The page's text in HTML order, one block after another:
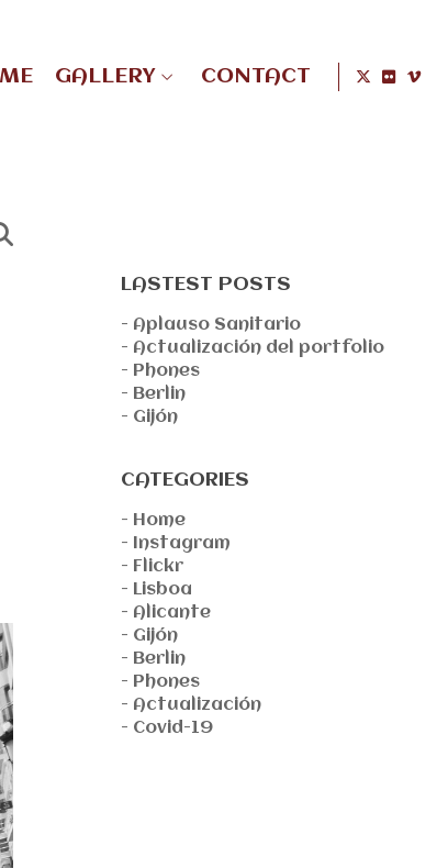
GALLERY CONTACT
LASTEST POSTS
- Aplauso Sanitario
- Actualización del portfolio
- Phones
- Berlin
- Gijón
CATEGORIES
- Home
- Instagram
- Flickr
- Lisboa
- Alicante
- Gijón
- Berlin
- Phones
- Actualización
- Covid-19